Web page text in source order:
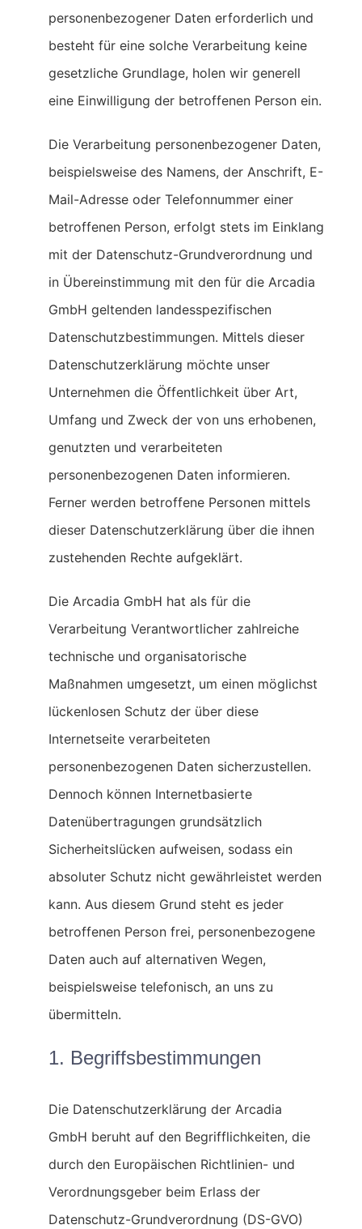
personenbezogener Daten erforderlich und
besteht für eine solche Verarbeitung keine
gesetzliche Grundlage, holen wir generell
eine Einwilligung der betroffenen Person ein.
Die Verarbeitung personenbezogener Daten,
beispielsweise des Namens, der Anschrift, E-
Mail-Adresse oder Telefonnummer einer
betroffenen Person, erfolgt stets im Einklang
mit der Datenschutz-Grundverordnung und
in Übereinstimmung mit den für die Arcadia
GmbH geltenden landesspezifischen
Datenschutzbestimmungen. Mittels dieser
Datenschutzerklärung möchte unser
Unternehmen die Öffentlichkeit über Art,
Umfang und Zweck der von uns erhobenen,
genutzten und verarbeiteten
personenbezogenen Daten informieren.
Ferner werden betroffene Personen mittels
dieser Datenschutzerklärung über die ihnen
zustehenden Rechte aufgeklärt.
Die Arcadia GmbH hat als für die
Verarbeitung Verantwortlicher zahlreiche
technische und organisatorische
Maßnahmen umgesetzt, um einen möglichst
lückenlosen Schutz der über diese
Internetseite verarbeiteten
personenbezogenen Daten sicherzustellen.
Dennoch können Internetbasierte
Datenübertragungen grundsätzlich
Sicherheitslücken aufweisen, sodass ein
absoluter Schutz nicht gewährleistet werden
kann. Aus diesem Grund steht es jeder
betroffenen Person frei, personenbezogene
Daten auch auf alternativen Wegen,
beispielsweise telefonisch, an uns zu
übermitteln.
1. Begriffsbestimmungen
Die Datenschutzerklärung der Arcadia
GmbH beruht auf den Begrifflichkeiten, die
durch den Europäischen Richtlinien- und
Verordnungsgeber beim Erlass der
Datenschutz-Grundverordnung (DS-GVO)